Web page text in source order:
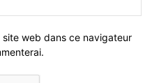
site web dans ce navigateur